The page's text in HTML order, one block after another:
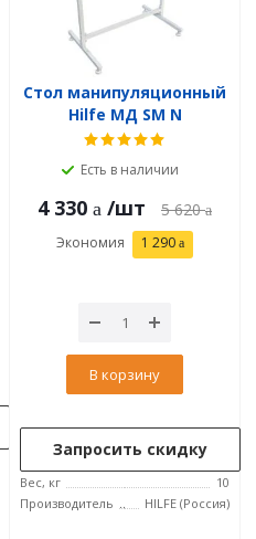
Стол манипуляционный
Hilfe МД SM N
Есть в наличии
4 330 /шт 5 620
Экономия 1 290
В корзину
Запросить скидку
Вес, кг
10
Производитель
HILFE (Россия)